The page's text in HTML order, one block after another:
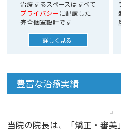
治療するスペースはすべて
プライバシー に配慮した
完全個室設計です
詳しく見る
豊富な治療実績
当院の院長は、「矯正・審美